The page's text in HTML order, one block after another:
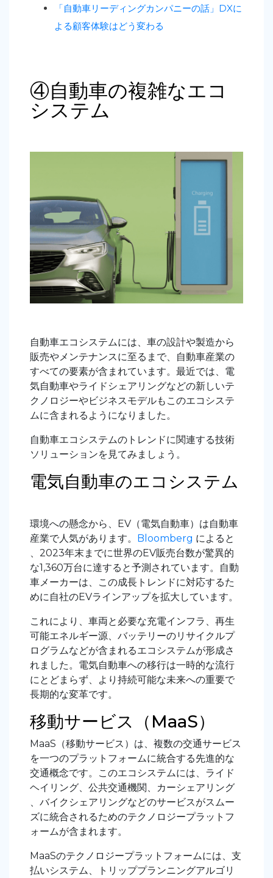
「自動車リーディングカンパニーの話」DXに
よる顧客体験はどう変わる
④自動車の複雑なエコ
システム
自動車エコシステムには、車の設計や製造から
販売やメンテナンスに至るまで、自動車産業の
すべての要素が含まれています。最近では、電
気自動車やライドシェアリングなどの新しいテ
クノロジーやビジネスモデルもこのエコシステ
ムに含まれるようになりました。
自動車エコシステムのトレンドに関連する技術
ソリューションを見てみましょう。
電気自動車のエコシステム
環境への懸念から、EV（電気自動車）は自動車
産業で人気があります。 Bloomberg によると
、2023年末までに世界のEV販売台数が驚異的
な1,360万台に達すると予測されています。自動
車メーカーは、この成長トレンドに対応するた
めに自社のEVラインアップを拡大しています。
これにより、車両と必要な充電インフラ、再生
可能エネルギー源、バッテリーのリサイクルプ
ログラムなどが含まれるエコシステムが形成さ
れました。電気自動車への移行は一時的な流行
にとどまらず、より持続可能な未来への重要で
長期的な変革です。
移動サービス（MaaS）
MaaS（移動サービス）は、複数の交通サービス
を一つのプラットフォームに統合する先進的な
交通概念です。このエコシステムには、ライド
ヘイリング、公共交通機関、カーシェアリング
、バイクシェアリングなどのサービスがスムー
ズに統合されるためのテクノロジープラットフ
ォームが含まれます。
MaaSのテクノロジープラットフォームには、支
払いシステム、トリッププランニングアルゴリ